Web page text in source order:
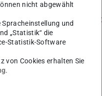
10.1177/
nicht abgewählt
und
„Statistik“ die
Statistik-Software
von Cookies erhalten Sie
.